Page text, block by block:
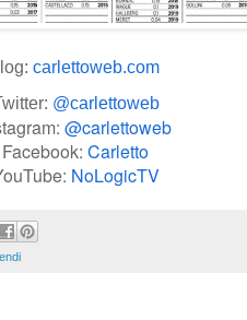
carlettoweb.com
@carlettoweb
@carlettoweb
Facebook: Carletto
NoLogicTV